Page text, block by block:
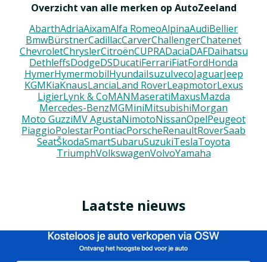
Overzicht van alle merken op AutoZeeland
AbarthAdriaAixamAlfa RomeoAlpinaAudiBellier
BmwBürstnerCadillacCarverChallengerChatenet
ChevroletChryslerCitroënCUPRADaciaDAFDaihatsu
DethleffsDodgeDSDucatiFerrariFiatFordHonda
HymerHymermobilHyundaiIsuzuIvecoJaguarJeep
KGMKiaKnausLanciaLand RoverLeapmotorLexus
LigierLynk & CoMANMaseratiMaxusMazda
Mercedes-BenzMGMiniMitsubishiMorgan
Moto GuzziMV AgustaNimotoNissanOpelPeugeot
PiaggioPolestarPontiacPorscheRenaultRoverSaab
SeatŠkodaSmartSubaruSuzukiTeslaToyota
TriumphVolkswagenVolvoYamaha
Laatste nieuws